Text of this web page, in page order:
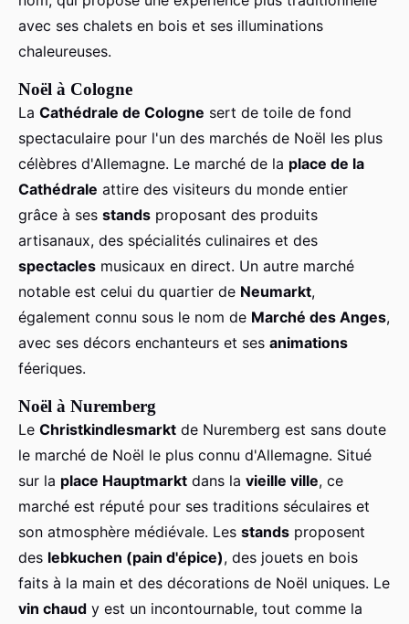
avec ses chalets en bois et ses illuminations
chaleureuses.
Noël à Cologne
La Cathédrale de Cologne sert de toile de fond
spectaculaire pour l'un des marchés de Noël les plus
célèbres d'Allemagne. Le marché de la place de la
Cathédrale attire des visiteurs du monde entier
grâce à ses stands proposant des produits
artisanaux, des spécialités culinaires et des
spectacles musicaux en direct. Un autre marché
notable est celui du quartier de Neumarkt,
également connu sous le nom de Marché des Anges,
avec ses décors enchanteurs et ses animations
féeriques.
Noël à Nuremberg
Le Christkindlesmarkt de Nuremberg est sans doute
le marché de Noël le plus connu d'Allemagne. Situé
sur la place Hauptmarkt dans la vieille ville, ce
marché est réputé pour ses traditions séculaires et
son atmosphère médiévale. Les stands proposent
des lebkuchen (pain d'épice), des jouets en bois
faits à la main et des décorations de Noël uniques. Le
vin chaud y est un incontournable, tout comme la